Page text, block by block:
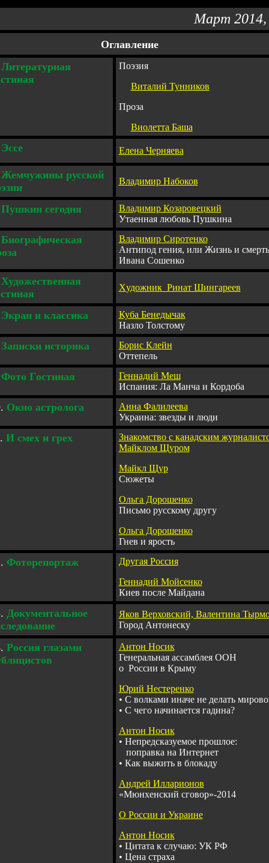
Март
Оглавление
Литературная
Поэзия
Виталий Тунников
Проза
Виолетта Баша
Эссе Елена Черняева
Жемчужины русской
Владимир Набоков
Пушкин сегодня
Владимир Козаровецкий
Утаенная любовь Пушкина
Биографическая
Владимир Сиротенко
Антипод гения, или Жизнь и смерть
Ивана Сошенко
Художественная
Художник Ринат Шингареев
Экран и классика
Куба Бенедычак
Назло Толстому
Записки историка
Борис Клейн
Оттепель
Фото Гостиная
Геннадий Меш
Испания: Ла Манча и Кордоба
Окно астролога
Анна Фалилеева
Украина: звезды и люди
И смех и грех
Знакомство с канадским
Майклом Щуром
Майкл Щур
Сюжеты
Ольга Дорошенко
Письмо русскому другу
Ольга Дорошенко
Гнев и ярость
Фоторепортаж
Другая Россия
Геннадий Мойсенко
Киев после Майдана
. Документальное
Яков Верховский, Валентина
Город Антонеску
Россия глазами
Антон Носик
Генеральная ассамблея ООН
о России в Крыму
Юрий Нестеренко
• С волками иначе не делать
• С чего начинается гадина?
Антон Носик
• Непредсказуемое прошлое:
поправка на Интернет
• Как выжить в блокаду
Андрей Илларионов
«Мюнхенский сговор»-2014
О России и Украине
Антон Носик
• Цитата к случаю: УК РФ
• Цена страха